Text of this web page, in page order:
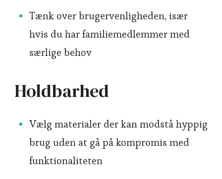
Tænk over brugervenligheden, især
hvis du har familiemedlemmer med
særlige behov
Holdbarhed
Vælg materialer der kan modstå hyppig
brug uden at gå på kompromis med
funktionaliteten